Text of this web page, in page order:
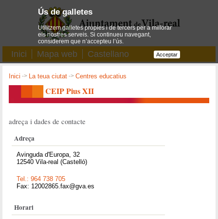
Inici Mapa web Castellano
Inici -> La teua ciutat ->Centres educatius
CEIP Pius XII
adreça i dades de contacte
Adreça
Avinguda d'Europa, 32
12540 Vila-real (Castelló)
Tel.: 964 738 705
Fax: 12002865.fax@gva.es
Horari
Ús de galletes
Utilitzem galletes pròpies i de tercers per a millorar
els nostres serveis. Si continueu navegant,
considerem que n’accepteu l’ús.
Acceptar